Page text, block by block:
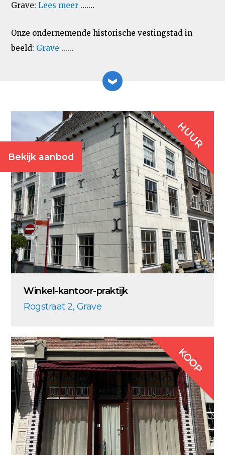
Grave:Lees meer .......
Onze ondernemende historische vestingstad in
beeld: Grave ......
Winkel-kantoor-praktijk
Rogstraat 2, Grave
HUUR
KOOP